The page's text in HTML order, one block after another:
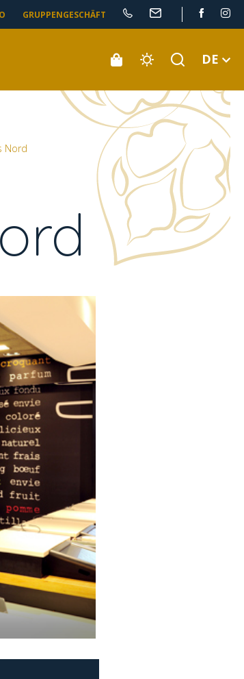
GRUPPENGESCHÄFT
DE
Nord